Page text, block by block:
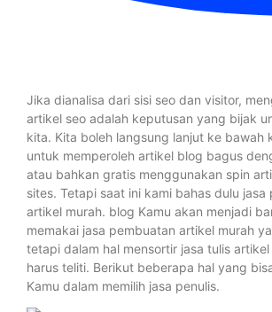
Jika dianalisa dari sisi seo dan visitor,
artikel seo adalah keputusan yang bijak
kita. Kita boleh langsung lanjut ke bawah
untuk memperoleh artikel blog bagus
atau bahkan gratis menggunakan spin
sites. Tetapi saat ini kami bahas dulu jasa
artikel murah. blog Kamu akan menjadi
memakai jasa pembuatan artikel murah
tetapi dalam hal mensortir jasa tulis artikel
harus teliti. Berikut beberapa hal yang
Kamu dalam memilih jasa penulis.